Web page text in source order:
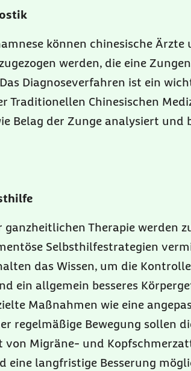
können chinesische Ärzte
werden, die eine
Diagnoseverfahren ist ein
Traditionellen Chinesischen
Belag der Zunge analysiert und
ganzheitlichen Therapie werden
Selbsthilfestrategien
das Wissen, um die
ein allgemein besseres
Maßnahmen wie eine
regelmäßige Bewegung sollen
Migräne- und
eine langfristige Besserung